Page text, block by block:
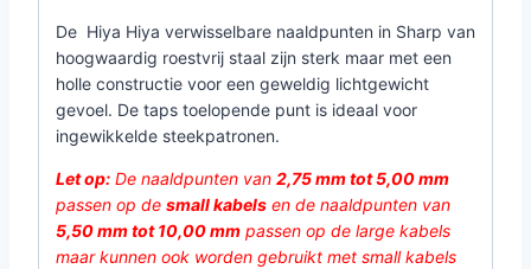
De Hiya Hiya verwisselbare naaldpunten in Sharp van
hoogwaardig roestvrij staal zijn sterk maar met een
holle constructie voor een geweldig lichtgewicht
gevoel. De taps toelopende punt is ideaal voor
ingewikkelde steekpatronen.
Let op: De naaldpunten van 2,75 mm tot 5,00 mm
passen op de small kabels en de naaldpunten van
5,50 mm tot 10,00 mm passen op de large kabels
maar kunnen ook worden gebruikt met small kabels